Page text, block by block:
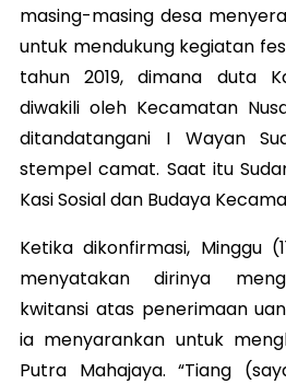
masing-masing desa
untuk mendukung kegiatan
tahun 2019, dimana duta
diwakili oleh Kecamatan
ditandatangani I Wayan
stempel camat. Saat itu
Kasi Sosial dan Budaya
Ketika dikonfirmasi, Minggu
menyatakan dirinya
kwitansi atas penerimaan
ia menyarankan untuk
Putra Mahajaya. “Tiang